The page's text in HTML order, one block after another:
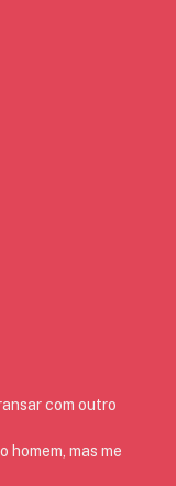
com outro
homem, mas me